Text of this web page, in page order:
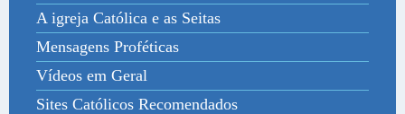
A igreja Católica e as Seitas
Mensagens Proféticas
Vídeos em Geral
Sites Católicos Recomendados